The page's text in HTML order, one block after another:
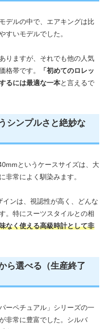
デルの中で、エアキングは比
すいモデルでした。
りますが、それでも他の人気
格帯です。
「初めてのロレッ
るには最適な一本と言えるで
シンプルさと絶妙な
というケースサイズは、大
非常によく馴染みます。
ンは、視認性が高く、どんな
。特にスーツスタイルとの相
なく使える高級時計として非
ら選べる（生産終了
ーペチュアル」シリーズの一
非常に豊富でした。シルバ